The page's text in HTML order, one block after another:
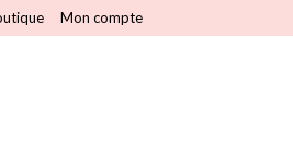
Mon compte
produit